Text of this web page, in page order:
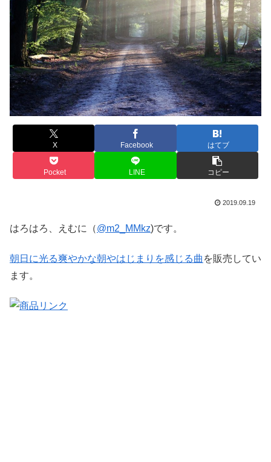
X Facebook はてブ
Pocket LINE コピー
2019.09.19
はろはろ、えむに（@m2_MMkz)です。
朝日に光る爽やかな朝やはじまりを感じる曲 を販売してい
ます。